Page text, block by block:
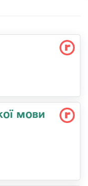
мови